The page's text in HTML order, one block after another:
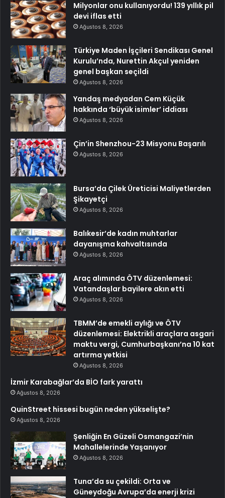
Milyonlar onu kullanıyordu! 139 yıllık pil
devi iflas etti
Ağustos 8, 2026
Türkiye Maden İşçileri Sendikası Genel
Kurulu’nda, Nurettin Akçul yeniden
genel başkan seçildi
Ağustos 8, 2026
Yandaş medyadan Cem Küçük
hakkında ‘büyük isimler’ iddiası
Ağustos 8, 2026
Çin’in Shenzhou-23 Misyonu Başarılı
Ağustos 8, 2026
Bursa’da Çilek Üreticisi Maliyetlerden
Şikayetçi
Ağustos 8, 2026
Balıkesir’de kadın muhtarlar
dayanışma kahvaltısında
Ağustos 8, 2026
Araç alımında ÖTV düzenlemesi:
Vatandaşlar bayilere akın etti
Ağustos 8, 2026
TBMM’de emekli aylığı ve ÖTV
düzenlemesi: Elektrikli araçlara asgari
maktu vergi, Cumhurbaşkanı’na 10 kat
artırma yetkisi
Ağustos 8, 2026
İzmir Karabağlar’da BİO fark yarattı
Ağustos 8, 2026
QuinStreet hissesi bugün neden yükselişte?
Ağustos 8, 2026
Şenliğin En Güzeli Osmangazi’nin
Mahallelerinde Yaşanıyor
Ağustos 8, 2026
Tuna’da su çekildi: Orta ve
Güneydoğu Avrupa’da enerji krizi